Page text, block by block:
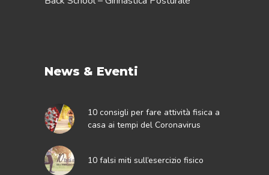
News & Eventi
10 consigli per fare attività fisica a
casa ai tempi del Coronavirus
10 falsi miti sull’esercizio fisico